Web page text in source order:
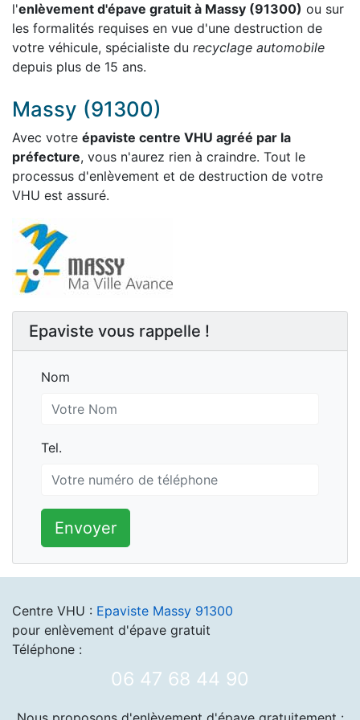
l'enlèvement d'épave gratuit à Massy (91300) ou sur
les formalités requises en vue d'une destruction de
votre véhicule, spécialiste du recyclage automobile
depuis plus de 15 ans.
Massy (91300)
Avec votre épaviste centre VHU agréé par la
préfecture, vous n'aurez rien à craindre. Tout le
processus d'enlèvement et de destruction de votre
VHU est assuré.
Epaviste vous rappelle !
Nom
Nom
Tel.
Tel.
Envoyer
Centre VHU : Epaviste Massy 91300
pour enlèvement d'épave gratuit
Téléphone :
06 47 68 44 90